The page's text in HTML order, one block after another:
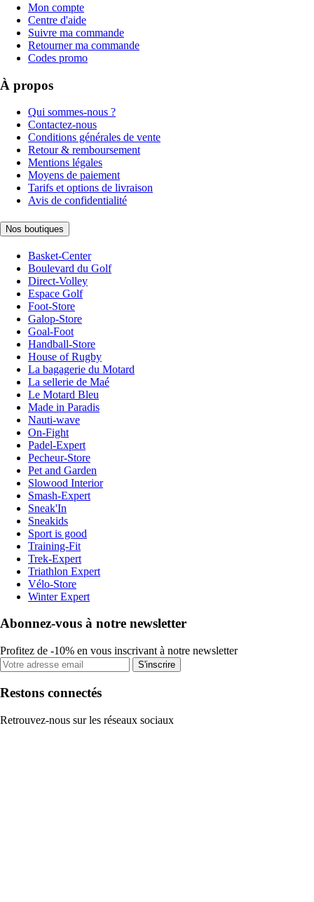
Mon compte
Centre d'aide
Suivre ma commande
Retourner ma commande
Codes promo
À propos
Qui sommes-nous ?
Contactez-nous
Conditions générales de vente
Retour & remboursement
Mentions légales
Moyens de paiement
Tarifs et options de livraison
Avis de confidentialité
Nos boutiques
Basket-Center
Boulevard du Golf
Direct-Volley
Espace Golf
Foot-Store
Galop-Store
Goal-Foot
Handball-Store
House of Rugby
La bagagerie du Motard
La sellerie de Maé
Le Motard Bleu
Made in Paradis
Nauti-wave
On-Fight
Padel-Expert
Pecheur-Store
Pet and Garden
Slowood Interior
Smash-Expert
Sneak'In
Sneakids
Sport is good
Training-Fit
Trek-Expert
Triathlon Expert
Vélo-Store
Winter Expert
Abonnez-vous à notre newsletter
Profitez de -10% en vous inscrivant à notre newsletter
S'inscrire
Restons connectés
Retrouvez-nous sur les réseaux sociaux